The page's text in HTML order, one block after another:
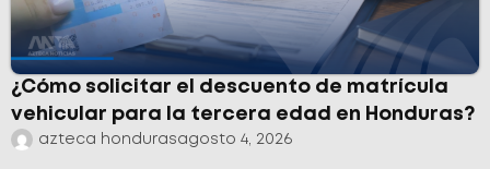
¿Cómo solicitar el descuento de matrícula
vehicular para la tercera edad en Honduras?
azteca hondurasagosto 4, 2026